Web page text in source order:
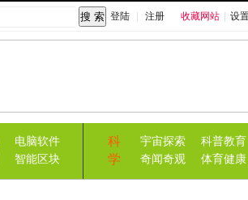
收藏网站 设
登陆 注册
电脑软件
智能区块
科
学
宇宙探索
科普教育
奇闻奇观
体育健康